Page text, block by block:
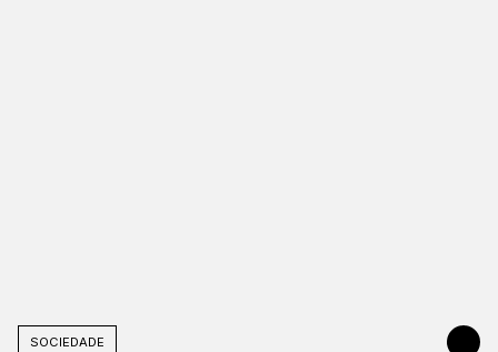
SOCIEDADE MAY 31,